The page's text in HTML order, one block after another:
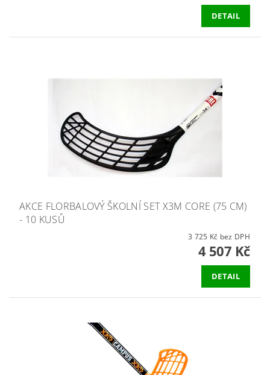
DETAIL
AKCE FLORBALOVÝ ŠKOLNÍ SET X3M CORE (75 CM)
- 10 KUSŮ
3 725 Kč bez DPH
4 507 Kč
DETAIL